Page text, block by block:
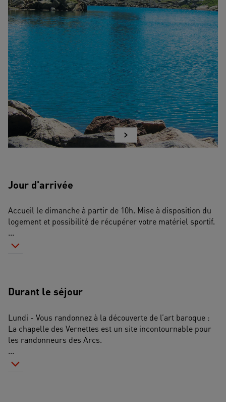
Jour d'arrivée
Accueil le dimanche à partir de 10h. Mise à disposition du
logement et possibilité de récupérer votre matériel sportif.
...
Durant le séjour
Lundi - Vous randonnez à la découverte de l’art baroque :
La chapelle des Vernettes est un site incontournable pour
les randonneurs des Arcs.
...